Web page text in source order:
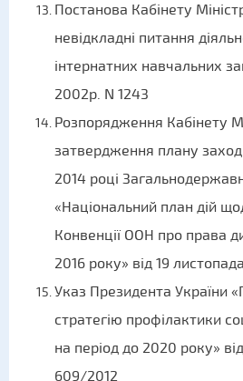
Постанова Кабінету
невідкладні питання
інтернатних навчальних
2002р. N 1243
Розпорядження Кабінету
затвердження плану
2014 році
«Національний план дій
Конвенції ООН про права
2016 року» від 19
Указ Президента України
стратегію профілактики
на період до 2020 року»
609/2012